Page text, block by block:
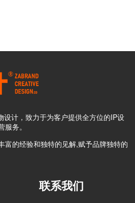
设计，致力于为客户提供全方位的IP设
务。
富的经验和独特的见解,赋予品牌独特的
联系我们